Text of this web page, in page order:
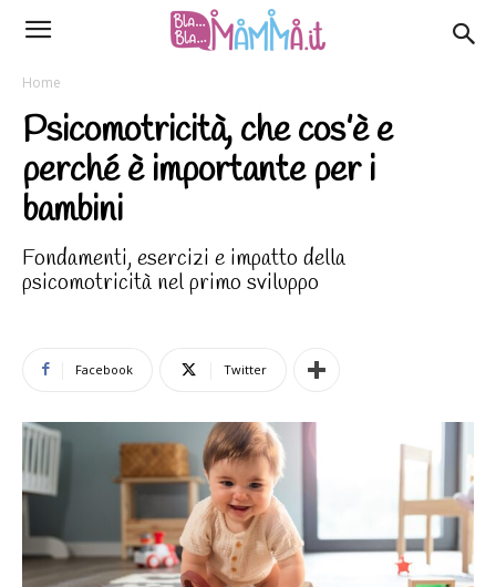
Home
Psicomotricità, che cos’è e
perché è importante per i
bambini
Fondamenti, esercizi e impatto della
psicomotricità nel primo sviluppo
Facebook Twitter